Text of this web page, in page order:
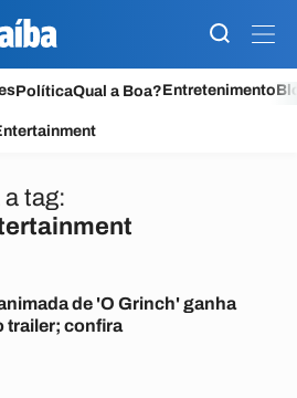
PolíticaQual a Boa?Entretenimento
tag:
de 'O Grinch' ganha
trailer; confira